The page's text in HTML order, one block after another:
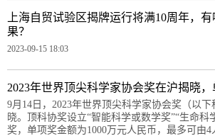
上海自贸试验区揭牌运行将满10周年，
果？
2023-09-15 18:03
2023年世界顶尖科学家协会奖在沪揭晓
9月14日，2023年世界顶尖科学家协会奖（以
晓。顶科协奖设立“智能科学或数学奖”“生命科
奖，单项奖金额为1000万元人民币，最多可由4